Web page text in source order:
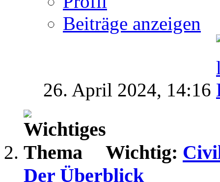
Beiträge anzeigen
26. April 2024, 14:16
Wichtig:
Der Überblick